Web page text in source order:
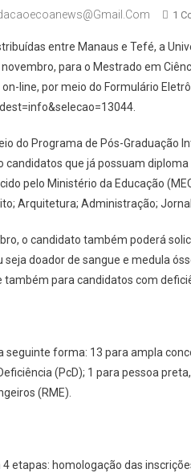
1
entre Manaus e Tefé, a
para o Mestrado em
line, por meio do Formulário
do Programa de Pós-Graduação
candidatos que já possuam
pelo Ministério da Educação
Arquitetura; Administração;
o candidato também poderá
seja doador de sangue e medula
também para candidatos com
seguinte forma: 13 para ampla
(PcD); 1 para pessoa
(RME).
etapas: homologação das